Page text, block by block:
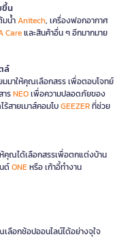
ขึ้น
มน้ำAnitech, เครื่องฟอกอากาศ
Careและสินค้าอื่น ๆ อีกมากมาย
ล์
มาให้คุณเลือกสรร เพื่อตอบโจทย์
ารNEOเพื่อความปลอดภัยของ
สายเมาส์คอมโบGEEZERที่ช่วย
คุณได้เลือกสรรเพื่อตกแต่งบ้าน
ด์ONEหรือ เก้าอี้ทำงาน
ลือกช้อปออนไลน์ได้อย่างจุใจ